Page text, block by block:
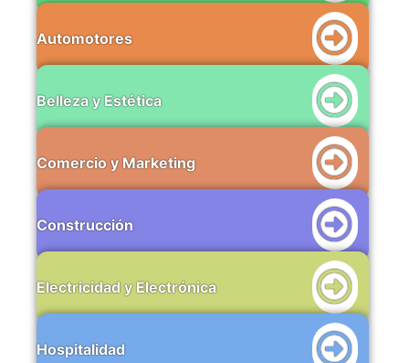
Automotores
Belleza y Estética
Comercio y Marketing
Construcción
Electricidad y Electrónica
Hospitalidad